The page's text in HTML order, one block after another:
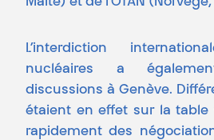
Malte) et de l’OTAN
L’interdiction
nucléaires a
discussions à Genève.
étaient en effet sur la table
rapidement des